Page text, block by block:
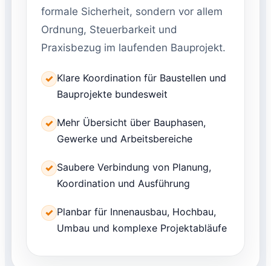
formale Sicherheit, sondern vor allem
Ordnung, Steuerbarkeit und
Praxisbezug im laufenden Bauprojekt.
✓ Klare Koordination für Baustellen und
Bauprojekte bundesweit
✓ Mehr Übersicht über Bauphasen,
Gewerke und Arbeitsbereiche
✓ Saubere Verbindung von Planung,
Koordination und Ausführung
✓ Planbar für Innenausbau, Hochbau,
Umbau und komplexe Projektabläufe